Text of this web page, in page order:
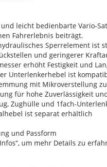
leicht bedienbarte Vario-
Fahrerlebnis beiträgt.
Sperrelement ist
und geringerer
erhöht Festigkeit und
Unterlenkerhebel ist
mit Mikroverstellung
für hohe Zuverlässigkeit
Zughülle und 1fach-
ist separat erhältlich
und Passform
um mehr Details zu